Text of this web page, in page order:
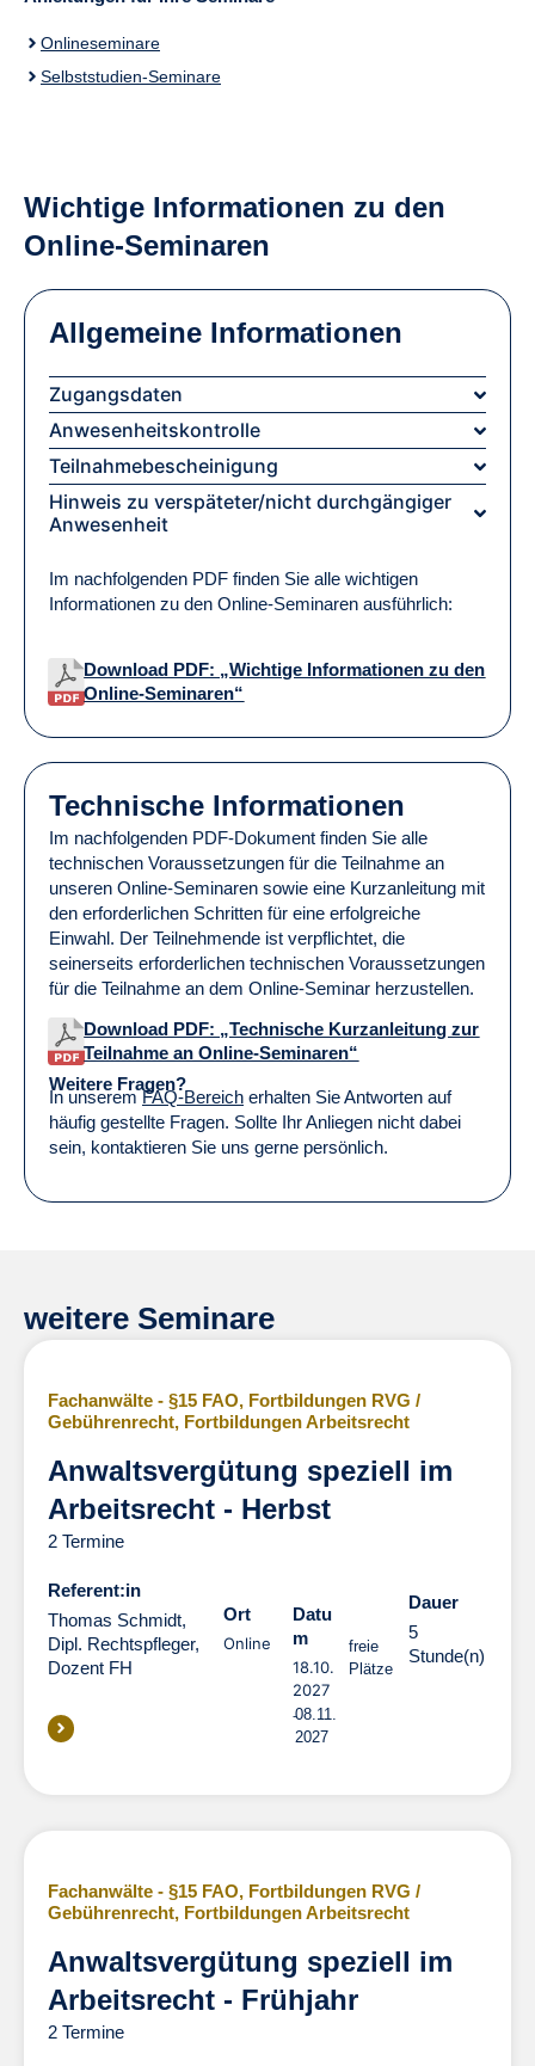
Onlineseminare
Selbststudien-Seminare
Wichtige Informationen zu den
Online-Seminaren
Allgemeine Informationen
Zugangsdaten
Anwesenheitskontrolle
Teilnahmebescheinigung
Hinweis zu verspäteter/nicht durchgängiger
Anwesenheit
Im nachfolgenden PDF finden Sie alle wichtigen
Informationen zu den Online-Seminaren ausführlich:
Download PDF: „Wichtige Informationen zu den
Online-Seminaren“
Technische Informationen
Im nachfolgenden PDF-Dokument finden Sie alle
technischen Voraussetzungen für die Teilnahme an
unseren Online-Seminaren sowie eine Kurzanleitung mit
den erforderlichen Schritten für eine erfolgreiche
Einwahl. Der Teilnehmende ist verpflichtet, die
seinerseits erforderlichen technischen Voraussetzungen
für die Teilnahme an dem Online-Seminar herzustellen.
Download PDF: „Technische Kurzanleitung zur
Teilnahme an Online-Seminaren“
Weitere Fragen?
In unseremFAQ-Bereich erhalten Sie Antworten auf
häufig gestellte Fragen. Sollte Ihr Anliegen nicht dabei
sein, kontaktieren Sie uns gerne persönlich.
weitere Seminare
Fachanwälte - §15 FAO, Fortbildungen RVG /
Gebührenrecht, Fortbildungen Arbeitsrecht
Anwaltsvergütung speziell im
Arbeitsrecht - Herbst
2 Termine
Referent:in
Thomas Schmidt,
Dipl. Rechtspfleger,
Dozent FH
Ort
Online
Datu
m
18.10.
2027
08.11.
2027
freie
Plätze
Dauer
5
Stunde(n)
Fachanwälte - §15 FAO, Fortbildungen RVG /
Gebührenrecht, Fortbildungen Arbeitsrecht
Anwaltsvergütung speziell im
Arbeitsrecht - Frühjahr
2 Termine